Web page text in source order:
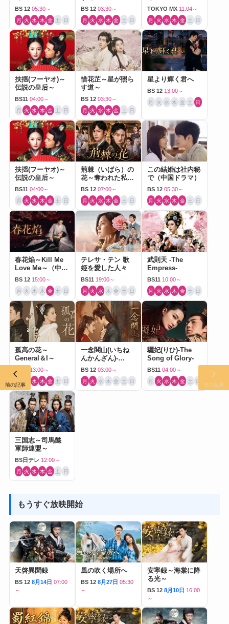
BS 12 05:30～
月 火 水 木 金 土 日
BS 12 03:30～
月 火 水 木 金 土 日
TOKYO MX 11:04～
月 火 水 木 金 土 日
扶揺(フーヤオ)～
伝説の皇后～
BS11 04:00～
月 火 水 木 金 土 日
惜花芷～星が照ら
す道～
BS 12 03:30～
月 火 水 木 金 土 日
星より輝く君へ
BS 12 13:00～
月 火 水 木 金 土 日
扶揺(フーヤオ)～
伝説の皇后～
BS11 04:00～
月 火 水 木 金 土 日
荊棘（いばら）の
花～奪われた私～
（中国ドラマ）
BS 12 07:00～
月 火 水 木 金 土 日
この結婚は社内秘
で（中国ドラマ）
BS 12 05:30～
月 火 水 木 金 土 日
春花焔～Kill Me
Love Me～（中国
ドラマ）
BS 12 15:00～
月 火 水 木 金 土 日
テレサ・テン 歌
姫を愛した人々
BS11 19:00～
月 火 水 木 金 土 日
武則天 -The
Empress-
BS11 10:00～
月 火 水 木 金 土 日
孤高の花～
General＆I～
BS11 13:00～
水 木 金 土 日
一念関山(いちね
んかんざん)-
Journey to Love-
BS 12 03:00～
月 火 水 木 金 土 日
驪妃(りひ)-The
Song of Glory-
BS11 04:00～
月 火 水 木 金 土 日
三国志～司馬懿
軍師連盟～
BS日テレ 12:00～
月 火 水 木 金 土 日
もうすぐ放映開始
天啓異聞録
BS 12 8月14日 07:00
～
風の吹く場所へ
BS 12 8月27日 05:30
～
安寧録～海棠に降
る光～
BS 12 8月10日 16:00
～
前の記事 次の記事